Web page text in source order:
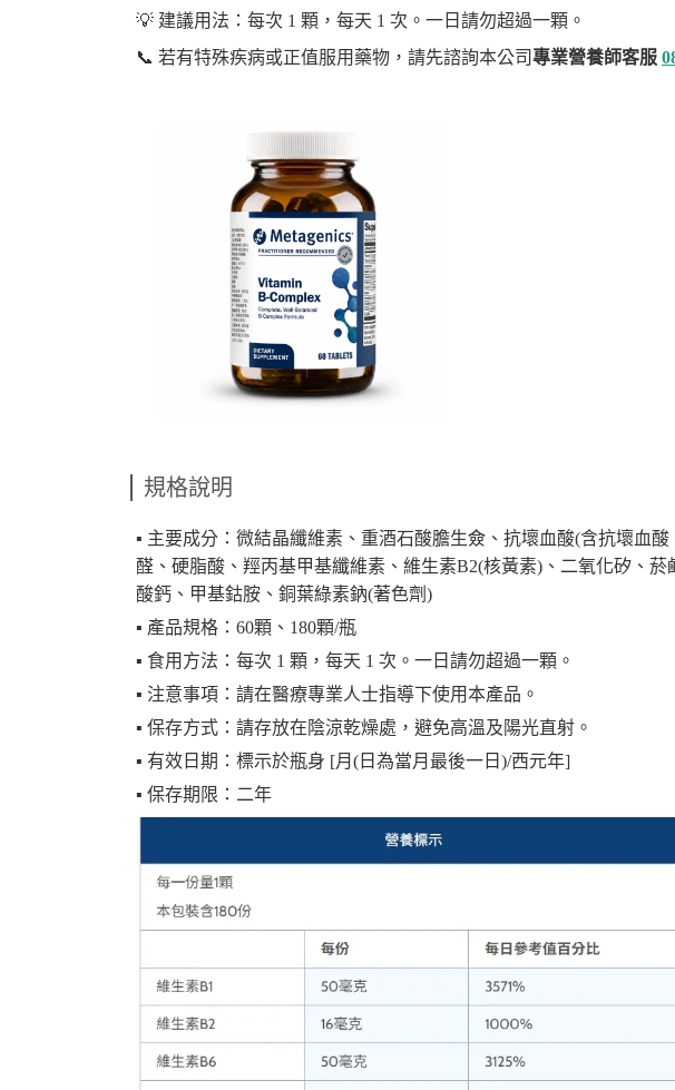
💡 建議用法：每次 1 顆，每天 1 次。一日請勿超過一顆。
📞 若有特殊疾病或正值服用藥物，請先諮詢本公司專業營養師客服
規格說明
▪︎ 主要成分：微結晶纖維素、重酒石酸膽生僉、抗壞血酸(含抗壞血
醛、硬脂酸、羥丙基甲基纖維素、維生素B2(核黃素)、二氧化矽、
酸鈣、甲基鈷胺、銅葉綠素鈉(著色劑)
▪︎ 產品規格：60顆、180顆/瓶
▪︎ 食用方法：每次 1 顆，每天 1 次。一日請勿超過一顆。
▪︎ 注意事項：請在醫療專業人士指導下使用本產品。
▪︎ 保存方式：請存放在陰涼乾燥處，避免高溫及陽光直射。
▪︎ 有效日期：標示於瓶身 [月(日為當月最後一日)/西元年]
▪︎ 保存期限：二年